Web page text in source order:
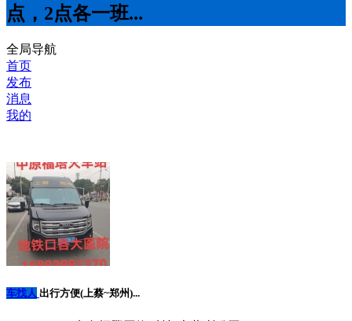
点，2点各一班...
全局导航
首页
发布
消息
我的
车找人 出行方便(上蔡~郑州)...